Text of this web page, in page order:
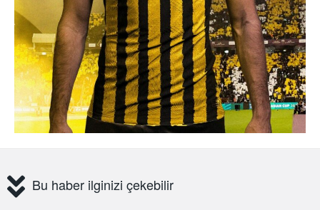
Bu haber ilginizi çekebilir